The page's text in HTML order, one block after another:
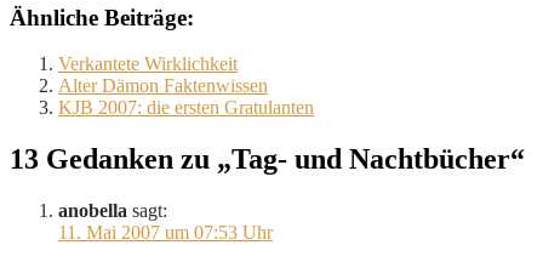
Ähnliche Beiträge:
Verkantete Wirklichkeit
Alter Dämon Faktenwissen
KJB 2007: die ersten Gratulanten
13 Gedanken zu „Tag- und Nachtbücher“
anobella sagt:
11. Mai 2007 um 07:53 Uhr